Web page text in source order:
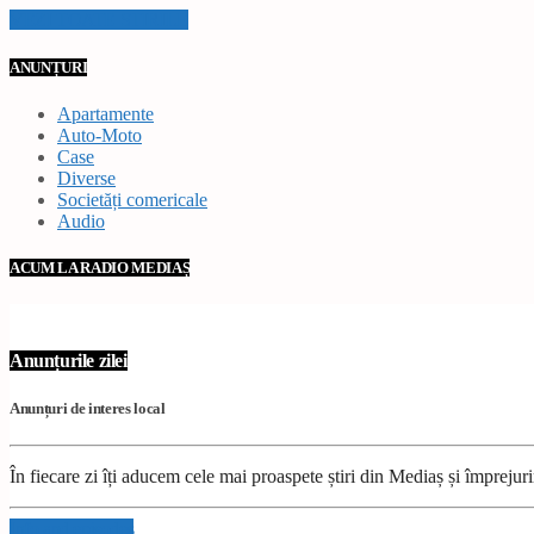
ANUNȚURI
Apartamente
Auto-Moto
Case
Diverse
Societăți comericale
Audio
ACUM LA RADIO MEDIAȘ
Anunțurile zilei
Anunțuri de interes local
În fiecare zi îți aducem cele mai proaspete știri din Mediaș și
Info and episodes